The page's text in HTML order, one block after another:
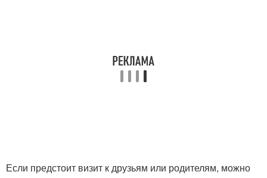
Если предстоит визит к друзьям или родителям, можно